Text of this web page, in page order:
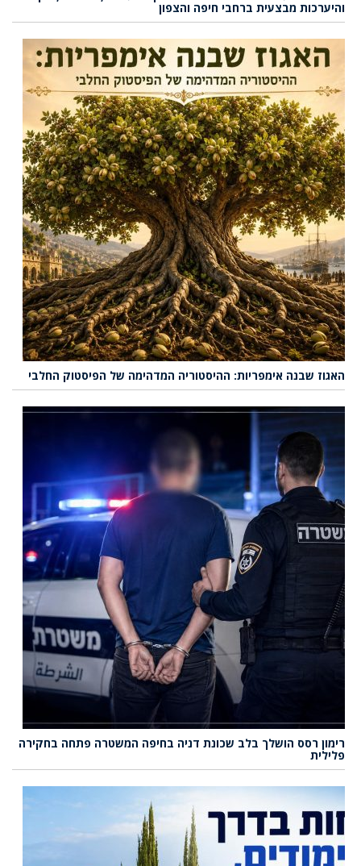
והיערכות מבצעית ברחבי חיפה והצפון
האגוז שבנה אימפריות: ההיסטוריה המדהימה של הפיסטוק החלבי
רימון רסס הושלך בלב שכונת דניה בחיפה המשטרה פתחה בחקירה
פלילית